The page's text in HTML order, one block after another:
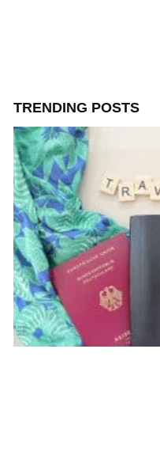
TRENDING POSTS